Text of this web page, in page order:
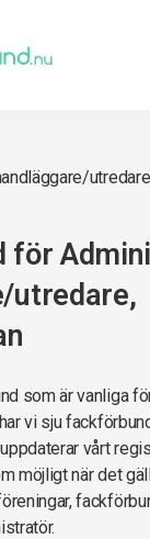
för
utredare,
som är vanliga
vi sju
vårt
möjligt när det